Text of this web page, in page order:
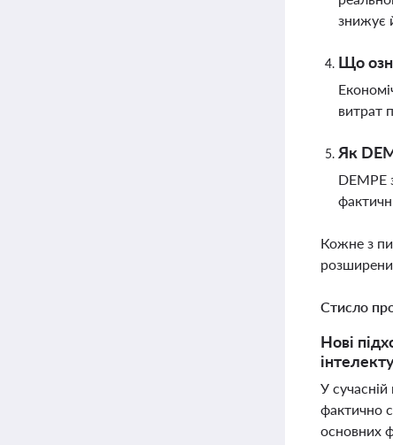
знижує
Що
витрат
Як
DEMPE
Кожне з
Стисло
Нові
У
фактично
основних